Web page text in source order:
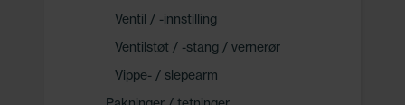
Ventil / -innstilling
Ventilstøt / -stang / vernerør
Vippe- / slepearm